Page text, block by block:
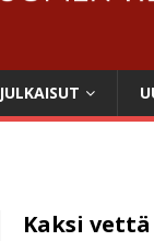
JULKAISUT
Kaksi vettä